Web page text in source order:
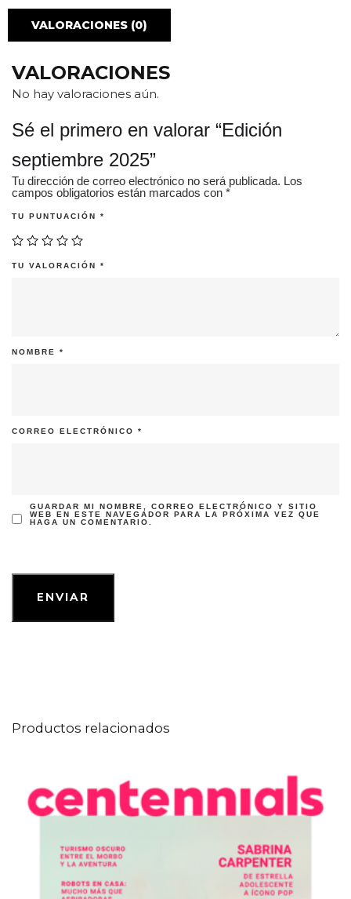
VALORACIONES (0)
VALORACIONES
No hay valoraciones aún.
Sé el primero en valorar “Edición
septiembre 2025”
Tu dirección de correo electrónico no será publicada. Los
campos obligatorios están marcados con *
TU PUNTUACIÓN *
TU VALORACIÓN *
NOMBRE *
CORREO ELECTRÓNICO *
GUARDAR MI NOMBRE, CORREO ELECTRÓNICO Y SITIO
WEB EN ESTE NAVEGADOR PARA LA PRÓXIMA VEZ QUE
HAGA UN COMENTARIO.
Productos relacionados